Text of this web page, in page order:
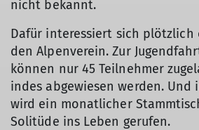
nicht bekannt.
Dafür interessiert sich plötzlich
den Alpenverein. Zur
können nur 45 Teilnehmer
indes abgewiesen werden. Und
wird ein monatlicher
Solitüde ins Leben gerufen.